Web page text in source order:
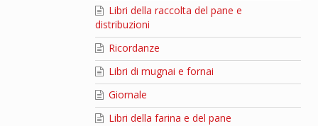
Libri della raccolta del pane e
distribuzioni
Ricordanze
Libri di mugnai e fornai
Giornale
Libri della farina e del pane